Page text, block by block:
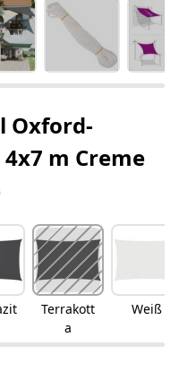
Oxford-
m Creme
Terrakott
a
Weiß